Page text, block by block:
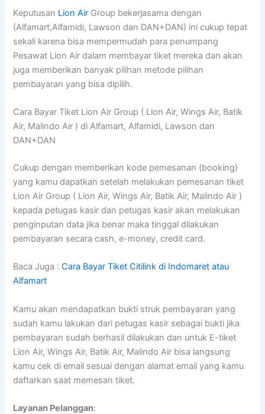
Keputusan Lion Air Group bekerjasama dengan
(Alfamart,Alfamidi, Lawson dan DAN+DAN) ini cukup tepat
sekali karena bisa mempermudah para penumpang
Pesawat Lion Air dalam membayar tiket mereka dan akan
juga memberikan banyak pilihan metode pilihan
pembayaran yang bisa dipilih.
Cara Bayar Tiket Lion Air Group ( Lion Air, Wings Air, Batik
Air, Malindo Air ) di Alfamart, Alfamidi, Lawson dan
DAN+DAN
Cukup dengan memberikan kode pemesanan (booking)
yang kamu dapatkan setelah melakukan pemesanan tiket
Lion Air Group ( Lion Air, Wings Air, Batik Air, Malindo Air )
kepada petugas kasir dan petugas kasir akan melakukan
penginputan data jika benar maka tinggal dilakukan
pembayaran secara cash, e-money, credit card.
Baca Juga :Cara Bayar Tiket Citilink di Indomaret atau
Alfamart
Kamu akan mendapatkan bukti struk pembayaran yang
sudah kamu lakukan dari petugas kasir sebagai bukti jika
pembayaran sudah berhasil dilakukan dan untuk E-tiket
Lion Air, Wings Air, Batik Air, Malindo Air bisa langsung
kamu cek di email sesuai dengan alamat email yang kamu
daftarkan saat memesan tiket.
Layanan Pelanggan: